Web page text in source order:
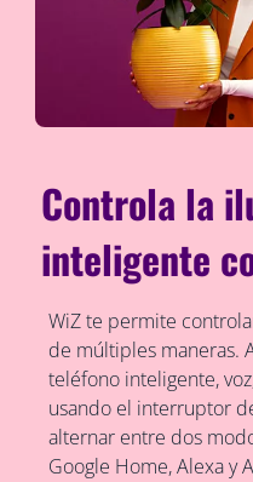
Controla la
inteligente
WiZ te permite
de múltiples maneras.
teléfono inteligente,
usando el interruptor
alternar entre dos
Google Home, Alexa y